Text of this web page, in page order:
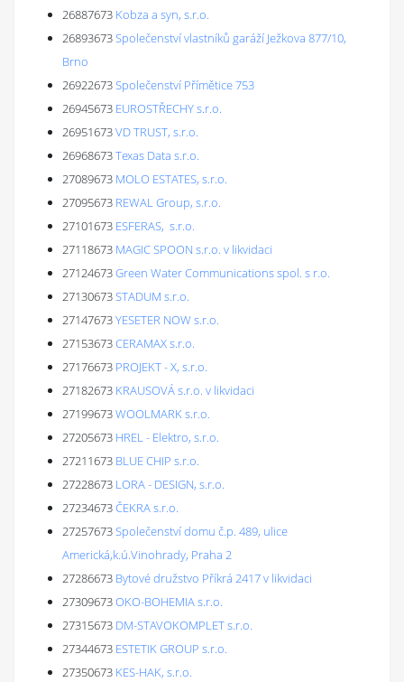
26887673 Kobza a syn, s.r.o.
26893673Společenství vlastníků garáží Ježkova 877/10,
Brno
26922673Společenství Přímětice 753
26945673 EUROSTŘECHY s.r.o.
26951673VD TRUST, s.r.o.
26968673Texas Data s.r.o.
27089673 MOLO ESTATES, s.r.o.
27095673 REWAL Group, s.r.o.
27101673 ESFERAS, s.r.o.
27118673 MAGIC SPOON s.r.o. v likvidaci
27124673Green Water Communications spol. s r.o.
27130673STADUM s.r.o.
27147673YESETER NOW s.r.o.
27153673CERAMAX s.r.o.
27176673 PROJEKT - X, s.r.o.
27182673 KRAUSOVÁ s.r.o. v likvidaci
27199673WOOLMARK s.r.o.
27205673 HREL - Elektro, s.r.o.
27211673 BLUE CHIP s.r.o.
27228673 LORA - DESIGN, s.r.o.
27234673ČEKRA s.r.o.
27257673Společenství domu č.p. 489, ulice
Americká,k.ú.Vinohrady, Praha 2
27286673 Bytové družstvo Příkrá 2417 v likvidaci
27309673OKO-BOHEMIA s.r.o.
27315673 DM-STAVOKOMPLET s.r.o.
27344673 ESTETIK GROUP s.r.o.
27350673 KES-HAK, s.r.o.